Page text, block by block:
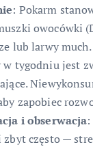
: Pokarm
owocówki
lub larwy
w tygodniu jest
zapobiec
i obserwacja
zbyt często —